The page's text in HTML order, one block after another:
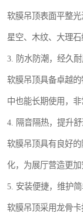
软膜吊顶表面平整
星空、木纹、大理
3. 防水防潮，经久耐
软膜吊顶具备卓越
中也能长期使用，非
4. 隔音隔热，提升
软膜吊顶具有良好
化，为展厅营造更加
5. 安装便捷，维护
软膜吊顶采用龙骨卡